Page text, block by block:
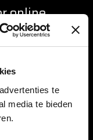
te
media te bieden
online
of
meer